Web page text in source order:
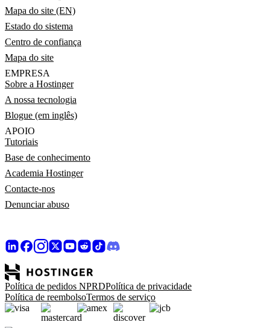
Mapa do site (EN)
Estado do sistema
Centro de confiança
Mapa do site
EMPRESA
Sobre a Hostinger
A nossa tecnologia
Blogue (em inglês)
APOIO
Tutoriais
Base de conhecimento
Academia Hostinger
Contacte-nos
Denunciar abuso
Política de pedidos NPRDPolítica de privacidade
Política de reembolsoTermos de serviço